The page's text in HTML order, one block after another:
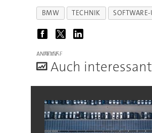
BMW TECHNIK SOFTWARE-
ANZEIGE
Auch interessant